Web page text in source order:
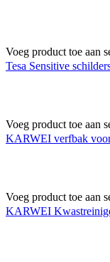
Voeg product toe aan
Tesa Sensitive
Voeg product toe aan
KARWEI verfbak
Voeg product toe aan
KARWEI